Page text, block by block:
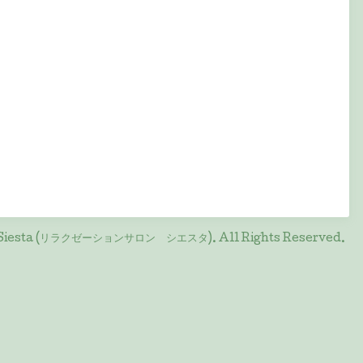
(リラクゼーションサロン シエスタ). All Rights Reserved.